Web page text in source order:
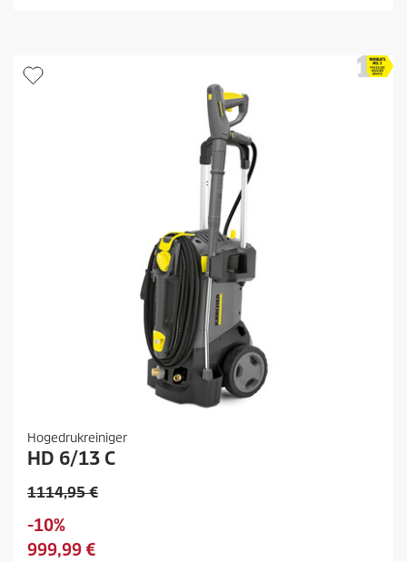
p
r
n
Hogedrukreiniger
HD 6/13 C
O
d
e
1114,95 €
O
p
-10%
H
999,99 €